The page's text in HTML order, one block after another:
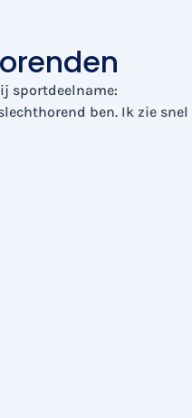
sportdeelname:
ben. Ik zie